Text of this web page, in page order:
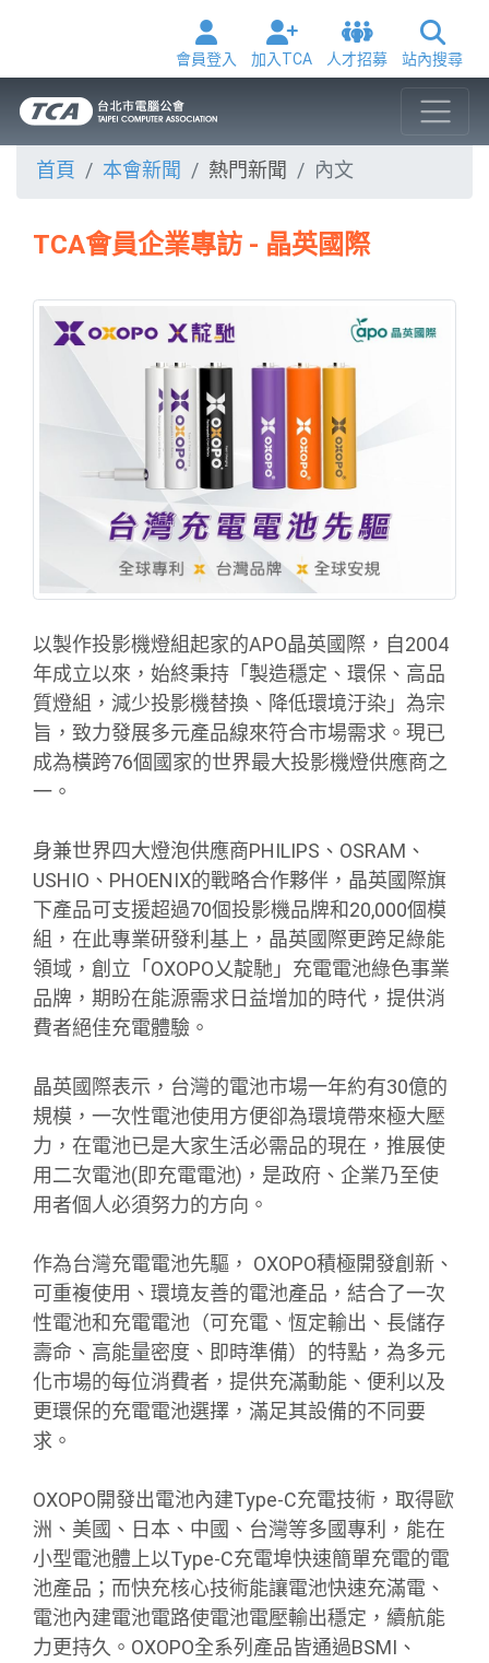
會員登入 加入TCA 人才招募 站內搜尋
首頁 本會新聞 熱門新聞 內文
TCA會員企業專訪 - 晶英國際
以製作投影機燈組起家的APO晶英國際，自2004
年成立以來，始終秉持「製造穩定、環保、高品
質燈組，減少投影機替換、降低環境汙染」為宗
旨，致力發展多元產品線來符合市場需求。現已
成為橫跨76個國家的世界最大投影機燈供應商之
一。
身兼世界四大燈泡供應商PHILIPS、OSRAM、
USHIO、PHOENIX的戰略合作夥伴，晶英國際旗
下產品可支援超過70個投影機品牌和20,000個模
組，在此專業研發利基上，晶英國際更跨足綠能
領域，創立「OXOPO乂靛馳」充電電池綠色事業
品牌，期盼在能源需求日益增加的時代，提供消
費者絕佳充電體驗。
晶英國際表示，台灣的電池市場一年約有30億的
規模，一次性電池使用方便卻為環境帶來極大壓
力，在電池已是大家生活必需品的現在，推展使
用二次電池(即充電電池)，是政府、企業乃至使
用者個人必須努力的方向。
作為台灣充電電池先驅， OXOPO積極開發創新、
可重複使用、環境友善的電池產品，結合了一次
性電池和充電電池（可充電、恆定輸出、長儲存
壽命、高能量密度、即時準備）的特點，為多元
化市場的每位消費者，提供充滿動能、便利以及
更環保的充電電池選擇，滿足其設備的不同要
求。
OXOPO開發出電池內建Type-C充電技術，取得歐
洲、美國、日本、中國、台灣等多國專利，能在
小型電池體上以Type-C充電埠快速簡單充電的電
池產品；而快充核心技術能讓電池快速充滿電、
電池內建電池電路使電池電壓輸出穩定，續航能
力更持久。OXOPO全系列產品皆通過BSMI、